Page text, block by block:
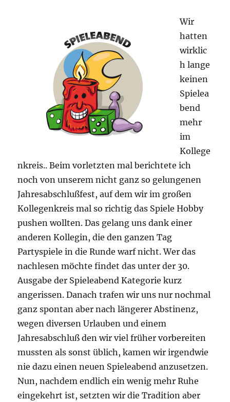
Wir
hatten
wirklic
h lange
keinen
Spielea
bend
mehr
im
Kollege
nkreis.. Beim vorletzten mal berichtete ich
noch von unserem nicht ganz so gelungenen
Jahresabschlußfest, auf dem wir im großen
Kollegenkreis mal so richtig das Spiele Hobby
pushen wollten. Das gelang uns dank einer
anderen Kollegin, die den ganzen Tag
Partyspiele in die Runde warf nicht. Wer das
nachlesen möchte findet das unter der 30.
Ausgabe der Spieleabend Kategorie kurz
angerissen. Danach trafen wir uns nur nochmal
ganz spontan aber nach längerer Abstinenz,
wegen diversen Urlauben und einem
Jahresabschluß den wir viel früher vorbereiten
mussten als sonst üblich, kamen wir irgendwie
nie dazu einen neuen Spieleabend anzusetzen.
Nun, nachdem endlich ein wenig mehr Ruhe
eingekehrt ist, setzten wir die Tradition aber